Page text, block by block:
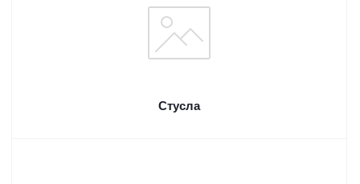
Стусла